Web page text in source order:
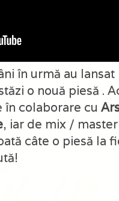
în urmă au lansat
o nouă piesă .
în colaborare cu
, iar de mix /
câte o piesă la